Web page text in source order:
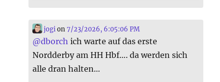
jogi on7/23/2026, 6:05:06 PM
@dborch ich warte auf das erste
Nordderby am HH Hbf…. da werden sich
alle dran halten…